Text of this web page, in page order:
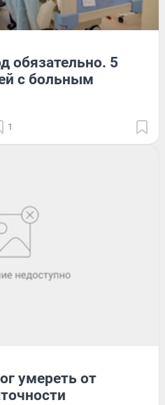
обязательно. 5
с больным
1
умереть от